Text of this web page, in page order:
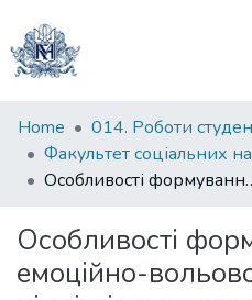
Communities
&
Collections
Statistics
Home 014. Роботи
Особливості формування
Особливості
емоційно-